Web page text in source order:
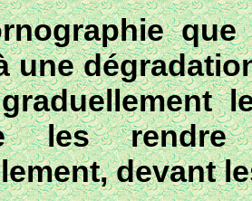
une
les rendre
devant